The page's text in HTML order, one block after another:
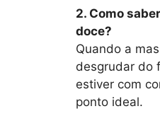
2. Como
doce?
Quando a
desgrudar do
estiver com
ponto ideal.